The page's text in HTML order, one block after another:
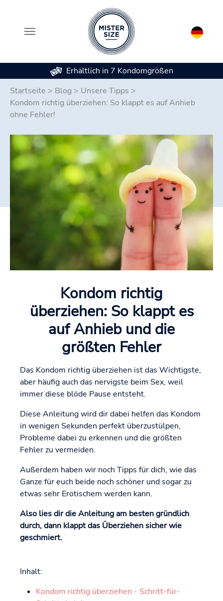
Erhältlich in 7 Kondomgrößen
Startseite > Blog > Unsere Tipps >
Kondom richtig überziehen: So klappt es auf Anhieb
ohne Fehler!
Kondom richtig
überziehen: So klappt es
auf Anhieb und die
größten Fehler
Das Kondom richtig überziehen ist das Wichtigste,
aber häufig auch das nervigste beim Sex, weil
immer diese blöde Pause entsteht.
Diese Anleitung wird dir dabei helfen das Kondom
in wenigen Sekunden perfekt überzustülpen,
Probleme dabei zu erkennen und die größten
Fehler zu vermeiden.
Außerdem haben wir noch Tipps für dich, wie das
Ganze für euch beide noch schöner und sogar zu
etwas sehr Erotischem werden kann.
Also lies dir die Anleitung am besten gründlich
durch, dann klappt das Überziehen sicher wie
geschmiert.
Inhalt:
Kondom richtig überziehen - Schritt-für-